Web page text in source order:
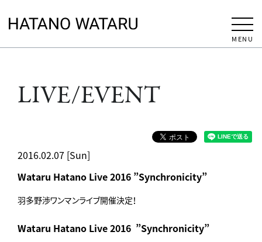
MENU
LIVE/EVENT
2016.02.07 [Sun]
Wataru Hatano Live 2016 ”Synchronicity”
羽多野渉ワンマンライブ開催決定！
Wataru Hatano Live 2016 ”Synchronicity”